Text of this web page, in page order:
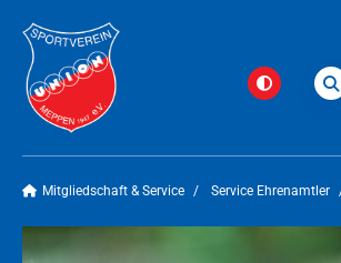
Mitgliedschaft & Service Service Ehrenamtler